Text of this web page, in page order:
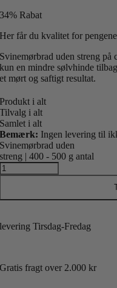
34% Rabat
Her får du kvalitet for
Svinemørbrad uden streng på
kun en mindre sølvhinde
et mørt og saftigt resultat.
Produkt i alt
Tilvalg i alt
Samlet i alt
Bemærk: Ingen levering til
Svinemørbrad uden
streng | 400 - 500 g antal
levering Tirsdag-Fredag
Gratis fragt over 2.000 kr